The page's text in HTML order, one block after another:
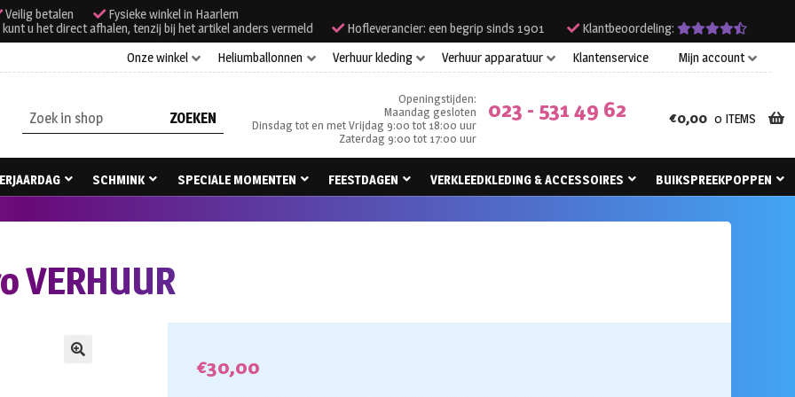
Veilig betalen
Fysieke winkel in Haarlem
u het direct afhalen, tenzij bij het artikel anders vermeld
Hofleverancier: een begrip sinds 1901
Klantbeoordeling:
Onze winkel
Heliumballonnen Verhuur kleding Verhuur apparatuur Klantenservice Mijn account
Zoeken
naar:
Openingstijden:
Maandag gesloten
Dinsdag tot en met Vrijdag 9:00 tot 18:00 uur
Zaterdag 9:00 tot 17:00 uur
023 - 531 49 62 €0,00 0 ITEMS
SCHMINK SPECIALE MOMENTEN FEESTDAGEN VERKLEEDKLEDING & ACCESSOIRES
BUIKSPREEKPOPPEN
VERHUUR
€30,00